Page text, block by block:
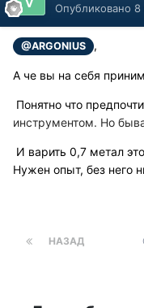
Опубликовано 8
@ARGONIUS ,
А че вы на себя
Понятно что
инструментом. Но
И варить 0,7 метал
Нужен опыт, без него
НАЗАД